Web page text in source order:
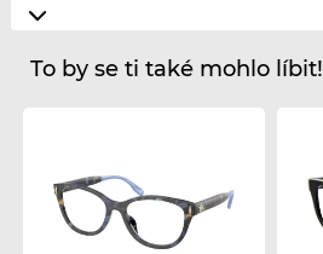
To by se ti také mohlo líbit!